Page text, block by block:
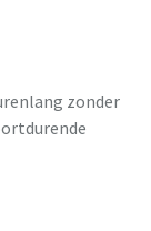
zonder